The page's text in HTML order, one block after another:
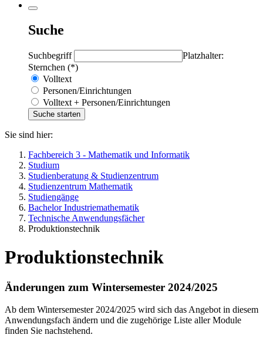
Suche
Suchbegriff
Platzhalter:
Sternchen (*)
Volltext
Personen/Einrichtungen
Volltext + Personen/Einrichtungen
Sie sind hier:
Fachbereich 3 - Mathematik und Informatik
Studium
Studienberatung & Studienzentrum
Studienzentrum Mathematik
Studiengänge
Bachelor Industriemathematik
Technische Anwendungsfächer
Produktionstechnik
Produktionstechnik
Änderungen zum Wintersemester 2024/2025
Ab dem Wintersemester 2024/2025 wird sich das Angebot in diesem
Anwendungsfach ändern und die zugehörige Liste aller Module
finden Sie nachstehend.